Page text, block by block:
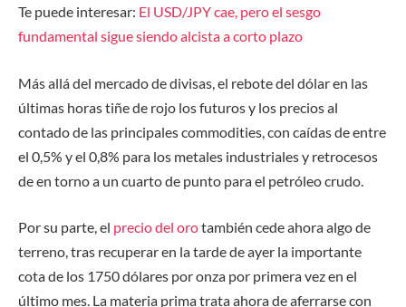
Te puede interesar: El USD/JPY cae, pero el sesgo
fundamental sigue siendo alcista a corto plazo
Más allá del mercado de divisas, el rebote del dólar en las
últimas horas tiñe de rojo los futuros y los precios al
contado de las principales commodities, con caídas de entre
el 0,5% y el 0,8% para los metales industriales y retrocesos
de en torno a un cuarto de punto para el petróleo crudo.
Por su parte, el precio del orotambién cede ahora algo de
terreno, tras recuperar en la tarde de ayer la importante
cota de los 1750 dólares por onza por primera vez en el
último mes. La materia prima trata ahora de aferrarse con